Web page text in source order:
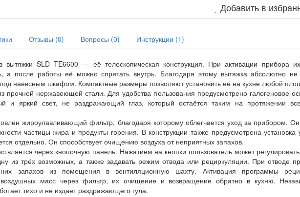
Добавить в
Отзывы (0) Вопросы (0) Инструкции (1)
вытяжки SLD TE6600 — её телескопическая конструкция. При активации прибора
а после работы её можно спрятать внутрь. Благодаря этому вытяжка абсолютно не
навесным шкафом. Компактные размеры позволяют установить её на кухне любой
прочной нержавеющей стали. Для удобства пользования предусмотрено галогеновое
и яркий свет, не раздражающий глаз, который остаётся таким на протяжении
жироулавливающий фильтр, благодаря которому облегчается уход за прибором.
частицы жира и продукты горения. В конструкции также предусмотрена установка
отдельно. Он способствует очищению воздуха от неприятных запахов.
через кнопочную панель. Нажатием на кнопки пользователь может регулировать
из трёх возможных, а также задавать режим отвода или рециркуляции. При отводе
запахов из помещения в вентиляционную шахту. Активация программы
воздушных масс через фильтр, их очищение и возвращение обратно в кухню.
тихо и не издает раздражающего гула.